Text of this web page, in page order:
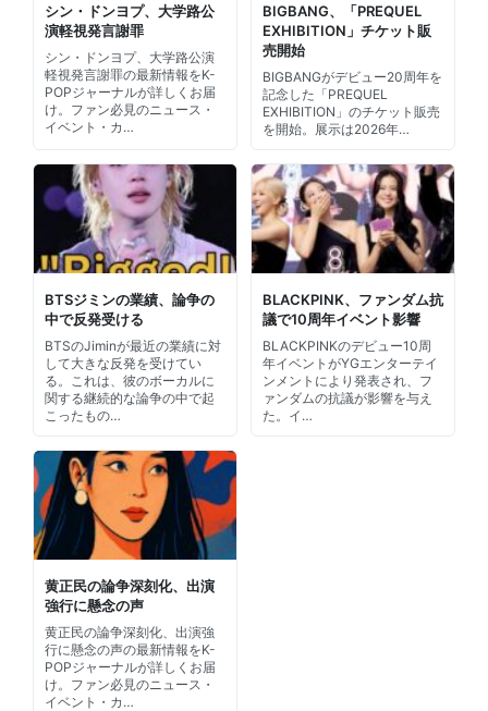
シン・ドンヨプ、大学路公
演軽視発言謝罪
シン・ドンヨプ、大学路公演
軽視発言謝罪の最新情報をK-
POPジャーナルが詳しくお届
け。ファン必見のニュース・
イベント・カ…
BIGBANG、「PREQUEL
EXHIBITION」チケット販
売開始
BIGBANGがデビュー20周年を
記念した「PREQUEL
EXHIBITION」のチケット販売
を開始。展示は2026年…
BTSジミンの業績、論争の
中で反発受ける
BTSのJiminが最近の業績に対
して大きな反発を受けてい
る。これは、彼のボーカルに
関する継続的な論争の中で起
こったもの…
BLACKPINK、ファンダム抗
議で10周年イベント影響
BLACKPINKのデビュー10周
年イベントがYGエンターテイ
ンメントにより発表され、フ
ァンダムの抗議が影響を与え
た。イ…
黄正民の論争深刻化、出演
強行に懸念の声
黄正民の論争深刻化、出演強
行に懸念の声の最新情報をK-
POPジャーナルが詳しくお届
け。ファン必見のニュース・
イベント・カ…